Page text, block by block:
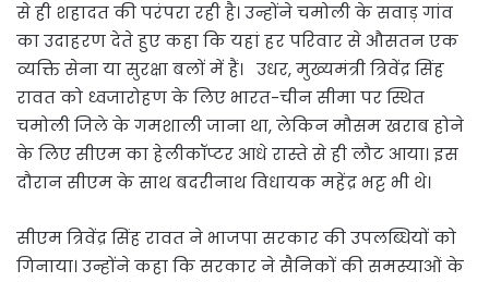
से ही शहादत की परंपरा रही है। उन्होंने चमोली के सवाड़ गांव
का उदाहरण देते हुए कहा कि यहां हर परिवार से औसतन एक
व्यक्ति सेना या सुरक्षा बलों में हैं। उधर, मुख्यमंत्री त्रिवेंद्र सिंह
रावत को ध्वजारोहण के लिए भारत-चीन सीमा पर स्थित
चमोली जिले के गमशाली जाना था, लेकिन मौसम खराब होने
के लिए सीएम का हेलीकॉप्टर आधे रास्ते से ही लौट आया। इस
दौरान सीएम के साथ बदरीनाथ विधायक महेंद्र भट्ट भी थे।
सीएम त्रिवेंद्र सिंह रावत ने भाजपा सरकार की उपलब्धियों को
गिनाया। उन्होंने कहा कि सरकार ने सैनिकों की समस्याओं के